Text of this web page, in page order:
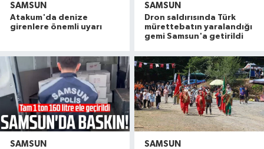
SAMSUN
Atakum'da denize
girenlere önemli uyarı
SAMSUN
Dron saldırısında Türk
mürettebatın yaralandığı
gemi Samsun'a getirildi
SAMSUN SAMSUN